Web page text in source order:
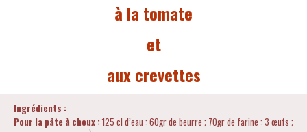
à la tomate
et
aux crevettes
Ingrédients :
Pour la pâte à choux : 125 cl d’eau : 60gr de beurre ; 70gr de farine : 3 œufs ;